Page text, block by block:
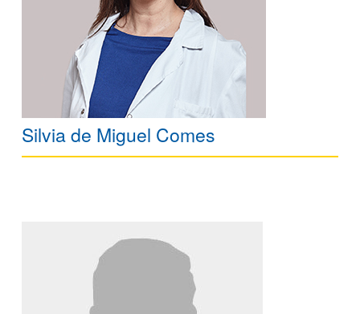
Silvia de Miguel Comes